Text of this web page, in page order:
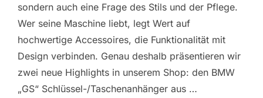
sondern auch eine Frage des Stils und der Pflege.
Wer seine Maschine liebt, legt Wert auf
hochwertige Accessoires, die Funktionalität mit
Design verbinden. Genau deshalb präsentieren wir
zwei neue Highlights in unserem Shop: den BMW
„GS“ Schlüssel-/Taschenanhänger aus …